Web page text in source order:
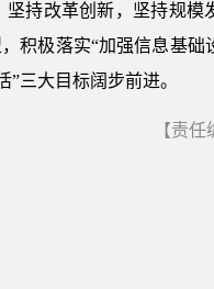
持改革创新，坚持规模
积极落实“加强信息基础
三大目标阔步前进。
【责任